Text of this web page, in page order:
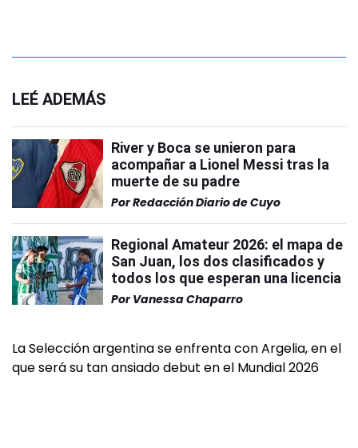
LEÉ ADEMÁS
River y Boca se unieron para
acompañar a Lionel Messi tras la
muerte de su padre
PorRedacción Diario de Cuyo
Regional Amateur 2026: el mapa de
San Juan, los dos clasificados y
todos los que esperan una licencia
Por Vanessa Chaparro
La Selección argentina se enfrenta con Argelia, en el
que será su tan ansiado debut en el Mundial 2026